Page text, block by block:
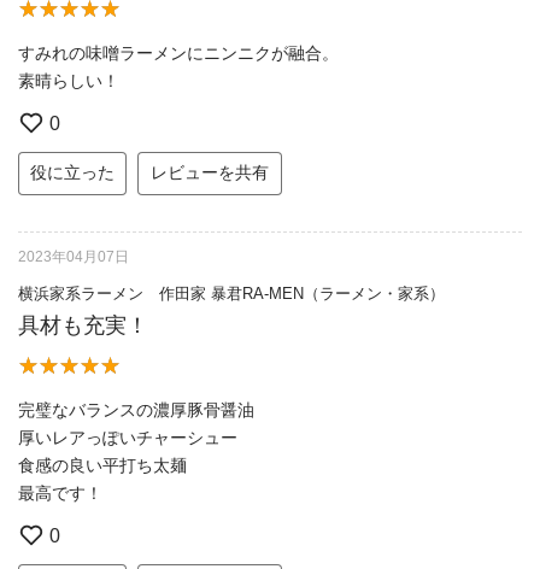
すみれの味噌ラーメンにニンニクが融合。
素晴らしい！
0
役に立った レビューを共有
2023年04月07日
横浜家系ラーメン 作田家 暴君RA-MEN（ラーメン・家系）
具材も充実！
完璧なバランスの濃厚豚骨醤油
厚いレアっぽいチャーシュー
食感の良い平打ち太麺
最高です！
0